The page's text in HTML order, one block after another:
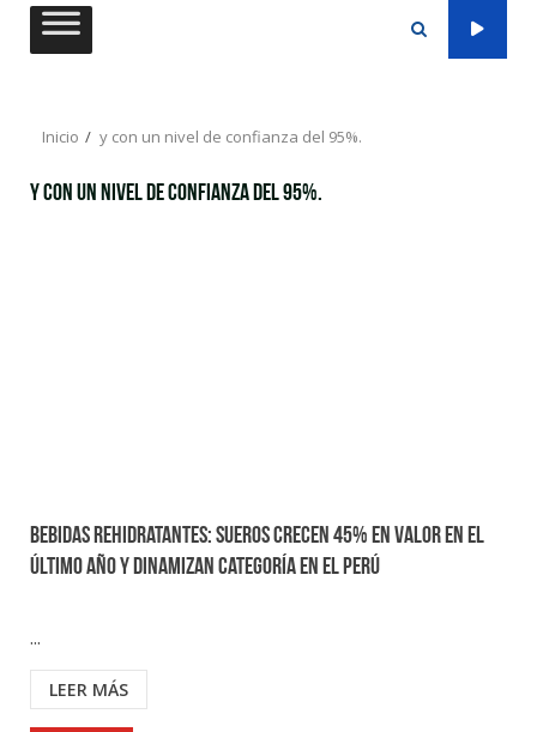
Saltar
Inicio y con un nivel de confianza del 95%.
y con un nivel de confianza del 95%.
Bebidas rehidratantes: sueros crecen 45% en valor en el
último año y dinamizan categoría en el Perú
...
LEER MÁS